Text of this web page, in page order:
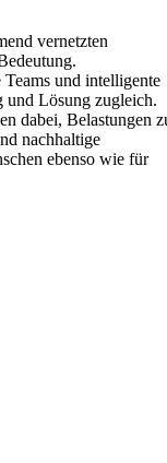
vernetzten
und intelligente
und Lösung zugleich.
dabei, Belastungen
nachhaltige
ebenso wie für